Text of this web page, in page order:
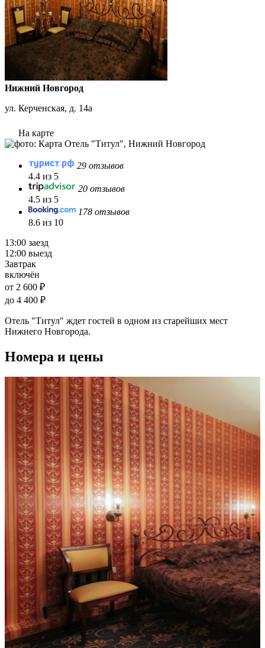
Нижний Новгород
ул. Керченская, д. 14а
На карте
29 отзывов
4.4 из 5
20 отзывов
4.5 из 5
178 отзывов
8.6 из 10
13:00 заезд
12:00 выезд
Завтрак
включён
от 2 600 ₽
до 4 400 ₽
Отель "Титул" ждет гостей в одном из старейших мест
Нижнего Новгорода.
Номера и цены